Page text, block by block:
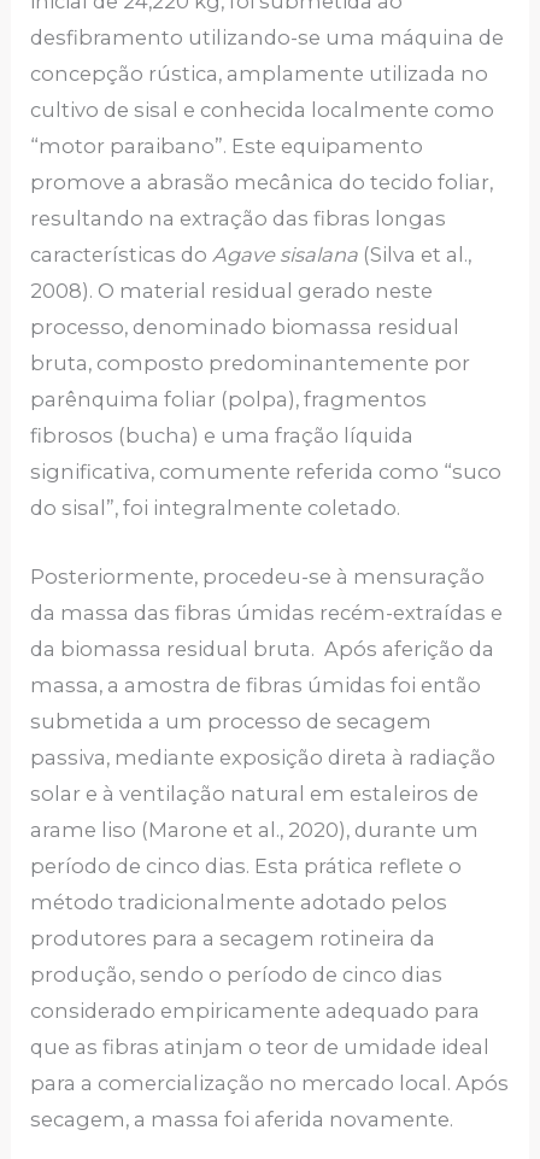
desfibramento utilizando-se uma máquina de
concepção rústica, amplamente utilizada no
cultivo de sisal e conhecida localmente como
“motor paraibano”. Este equipamento
promove a abrasão mecânica do tecido foliar,
resultando na extração das fibras longas
características doAgave sisalana (Silva et al.,
2008). O material residual gerado neste
processo, denominado biomassa residual
bruta, composto predominantemente por
parênquima foliar (polpa), fragmentos
fibrosos (bucha) e uma fração líquida
significativa, comumente referida como “suco
do sisal”, foi integralmente coletado.
Posteriormente, procedeu-se à mensuração
da massa das fibras úmidas recém-extraídas e
da biomassa residual bruta. Após aferição da
massa, a amostra de fibras úmidas foi então
submetida a um processo de secagem
passiva, mediante exposição direta à radiação
solar e à ventilação natural em estaleiros de
arame liso (Marone et al., 2020), durante um
período de cinco dias. Esta prática reflete o
método tradicionalmente adotado pelos
produtores para a secagem rotineira da
produção, sendo o período de cinco dias
considerado empiricamente adequado para
que as fibras atinjam o teor de umidade ideal
para a comercialização no mercado local. Após
secagem, a massa foi aferida novamente.